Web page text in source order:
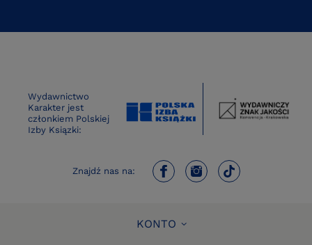
Wydawnictwo
Karakter jest
członkiem Polskiej
Izby Ksiązki:
Znajdź nas na:
KONTO